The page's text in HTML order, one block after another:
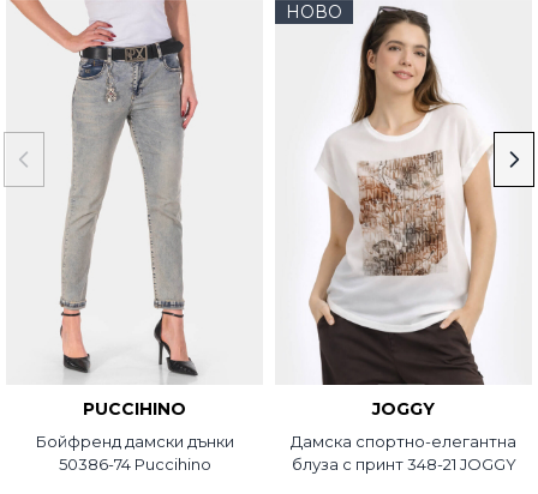
PUCCIHINO
Бойфренд дамски дънки
50386-74 Puccihino
НОВО
JOGGY
Дамска спортно-елегантна
блуза с принт 348-21 JOGGY